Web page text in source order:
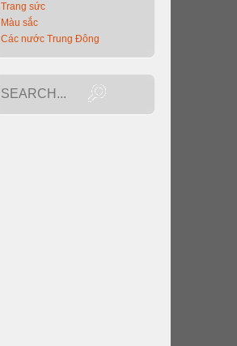
Trang sức
Màu sắc
Các nước Trung Đông